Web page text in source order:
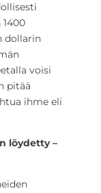
dollarin
voisi
pitää
ihme eli
löydetty –